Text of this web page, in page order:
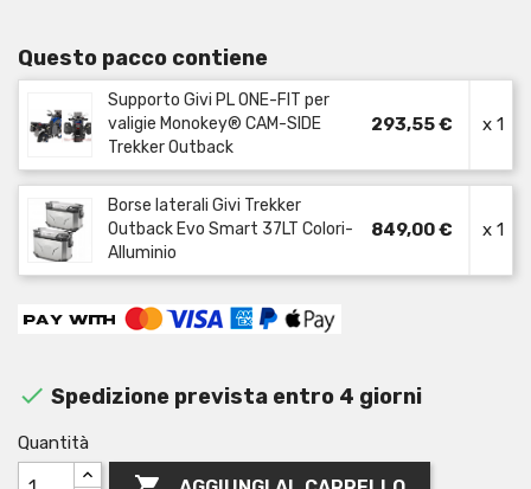
Questo pacco contiene
Supporto Givi PL ONE-FIT per
valigie Monokey® CAM-SIDE
Trekker Outback
293,55 € x 1
Borse laterali Givi Trekker
Outback Evo Smart 37LT Colori-
Alluminio
849,00 € x 1
 Spedizione prevista entro 4 giorni
Quantità